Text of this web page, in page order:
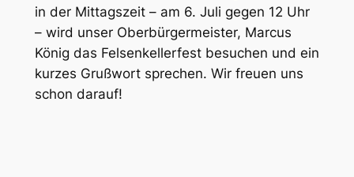
in der Mittagszeit – am 6. Juli gegen 12 Uhr
– wird unser Oberbürgermeister, Marcus
König das Felsenkellerfest besuchen und ein
kurzes Grußwort sprechen. Wir freuen uns
schon darauf!